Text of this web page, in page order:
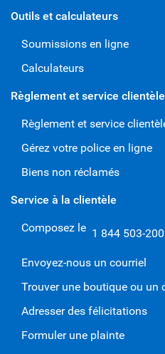
Outils et calculateurs
Soumissions en ligne
Calculateurs
Règlement et service clientèle
Règlement et service
Gérez votre police en ligne
Biens non réclamés
Service à la clientèle
Composez le 1 844 503-
Envoyez-nous un courriel
Trouver une boutique ou un
Adresser des félicitations
Formuler une plainte